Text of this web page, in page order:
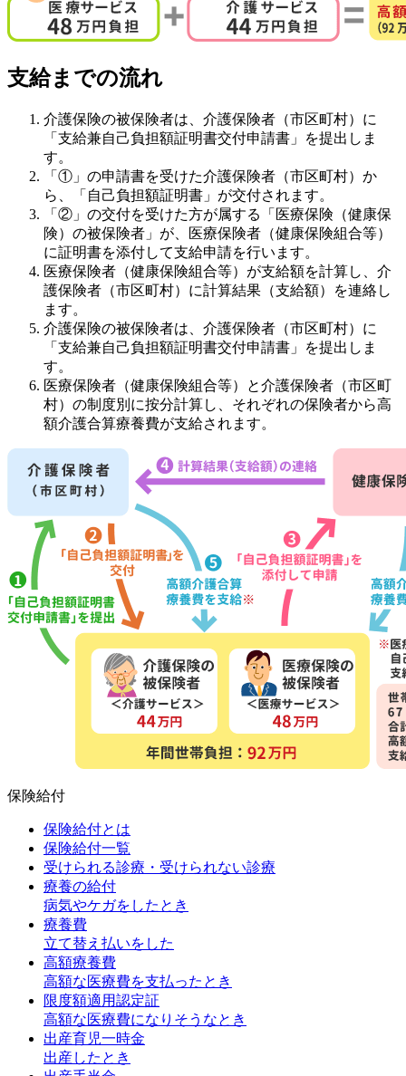
支給までの流れ
介護保険の被保険者は、介護保険者（市区町村）に
「支給兼自己負担額証明書交付申請書」を提出しま
す。
「①」の申請書を受けた介護保険者（市区町村）か
ら、「自己負担額証明書」が交付されます。
「②」の交付を受けた方が属する「医療保険（健康保
険）の被保険者」が、医療保険者（健康保険組合等）
に証明書を添付して支給申請を行います。
医療保険者（健康保険組合等）が支給額を計算し、介
護保険者（市区町村）に計算結果（支給額）を連絡し
ます。
介護保険の被保険者は、介護保険者（市区町村）に
「支給兼自己負担額証明書交付申請書」を提出しま
す。
医療保険者（健康保険組合等）と介護保険者（市区町
村）の制度別に按分計算し、それぞれの保険者から高
額介護合算療養費が支給されます。
保険給付
保険給付とは
保険給付一覧
受けられる診療・受けられない診療
療養の給付
病気やケガをしたとき
療養費
立て替え払いをした
高額療養費
高額な医療費を支払ったとき
限度額適用認定証
高額な医療費になりそうなとき
出産育児一時金
出産したとき